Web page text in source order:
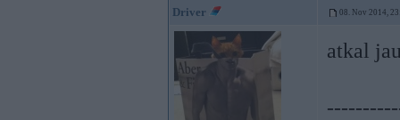
Driver 08. Nov 2014,
atkal